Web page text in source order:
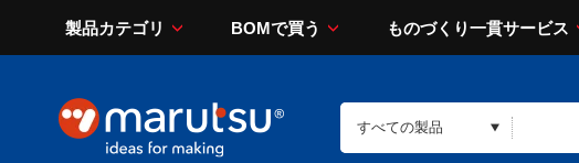
製品カテゴリ BOMで買う ものづくり一貫サービス